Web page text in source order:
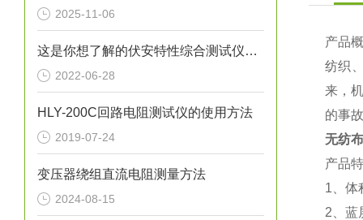
2025-11-06
这是你想了解的伏安特性综合测试仪吗？
2022-06-28
HLY-200C回路电阻测试仪的使用方法
2019-07-24
变压器绕组直流电阻测量方法
2024-08-15
产品
纺织
来，
的事
无纺
产品
1、体
2、蓝